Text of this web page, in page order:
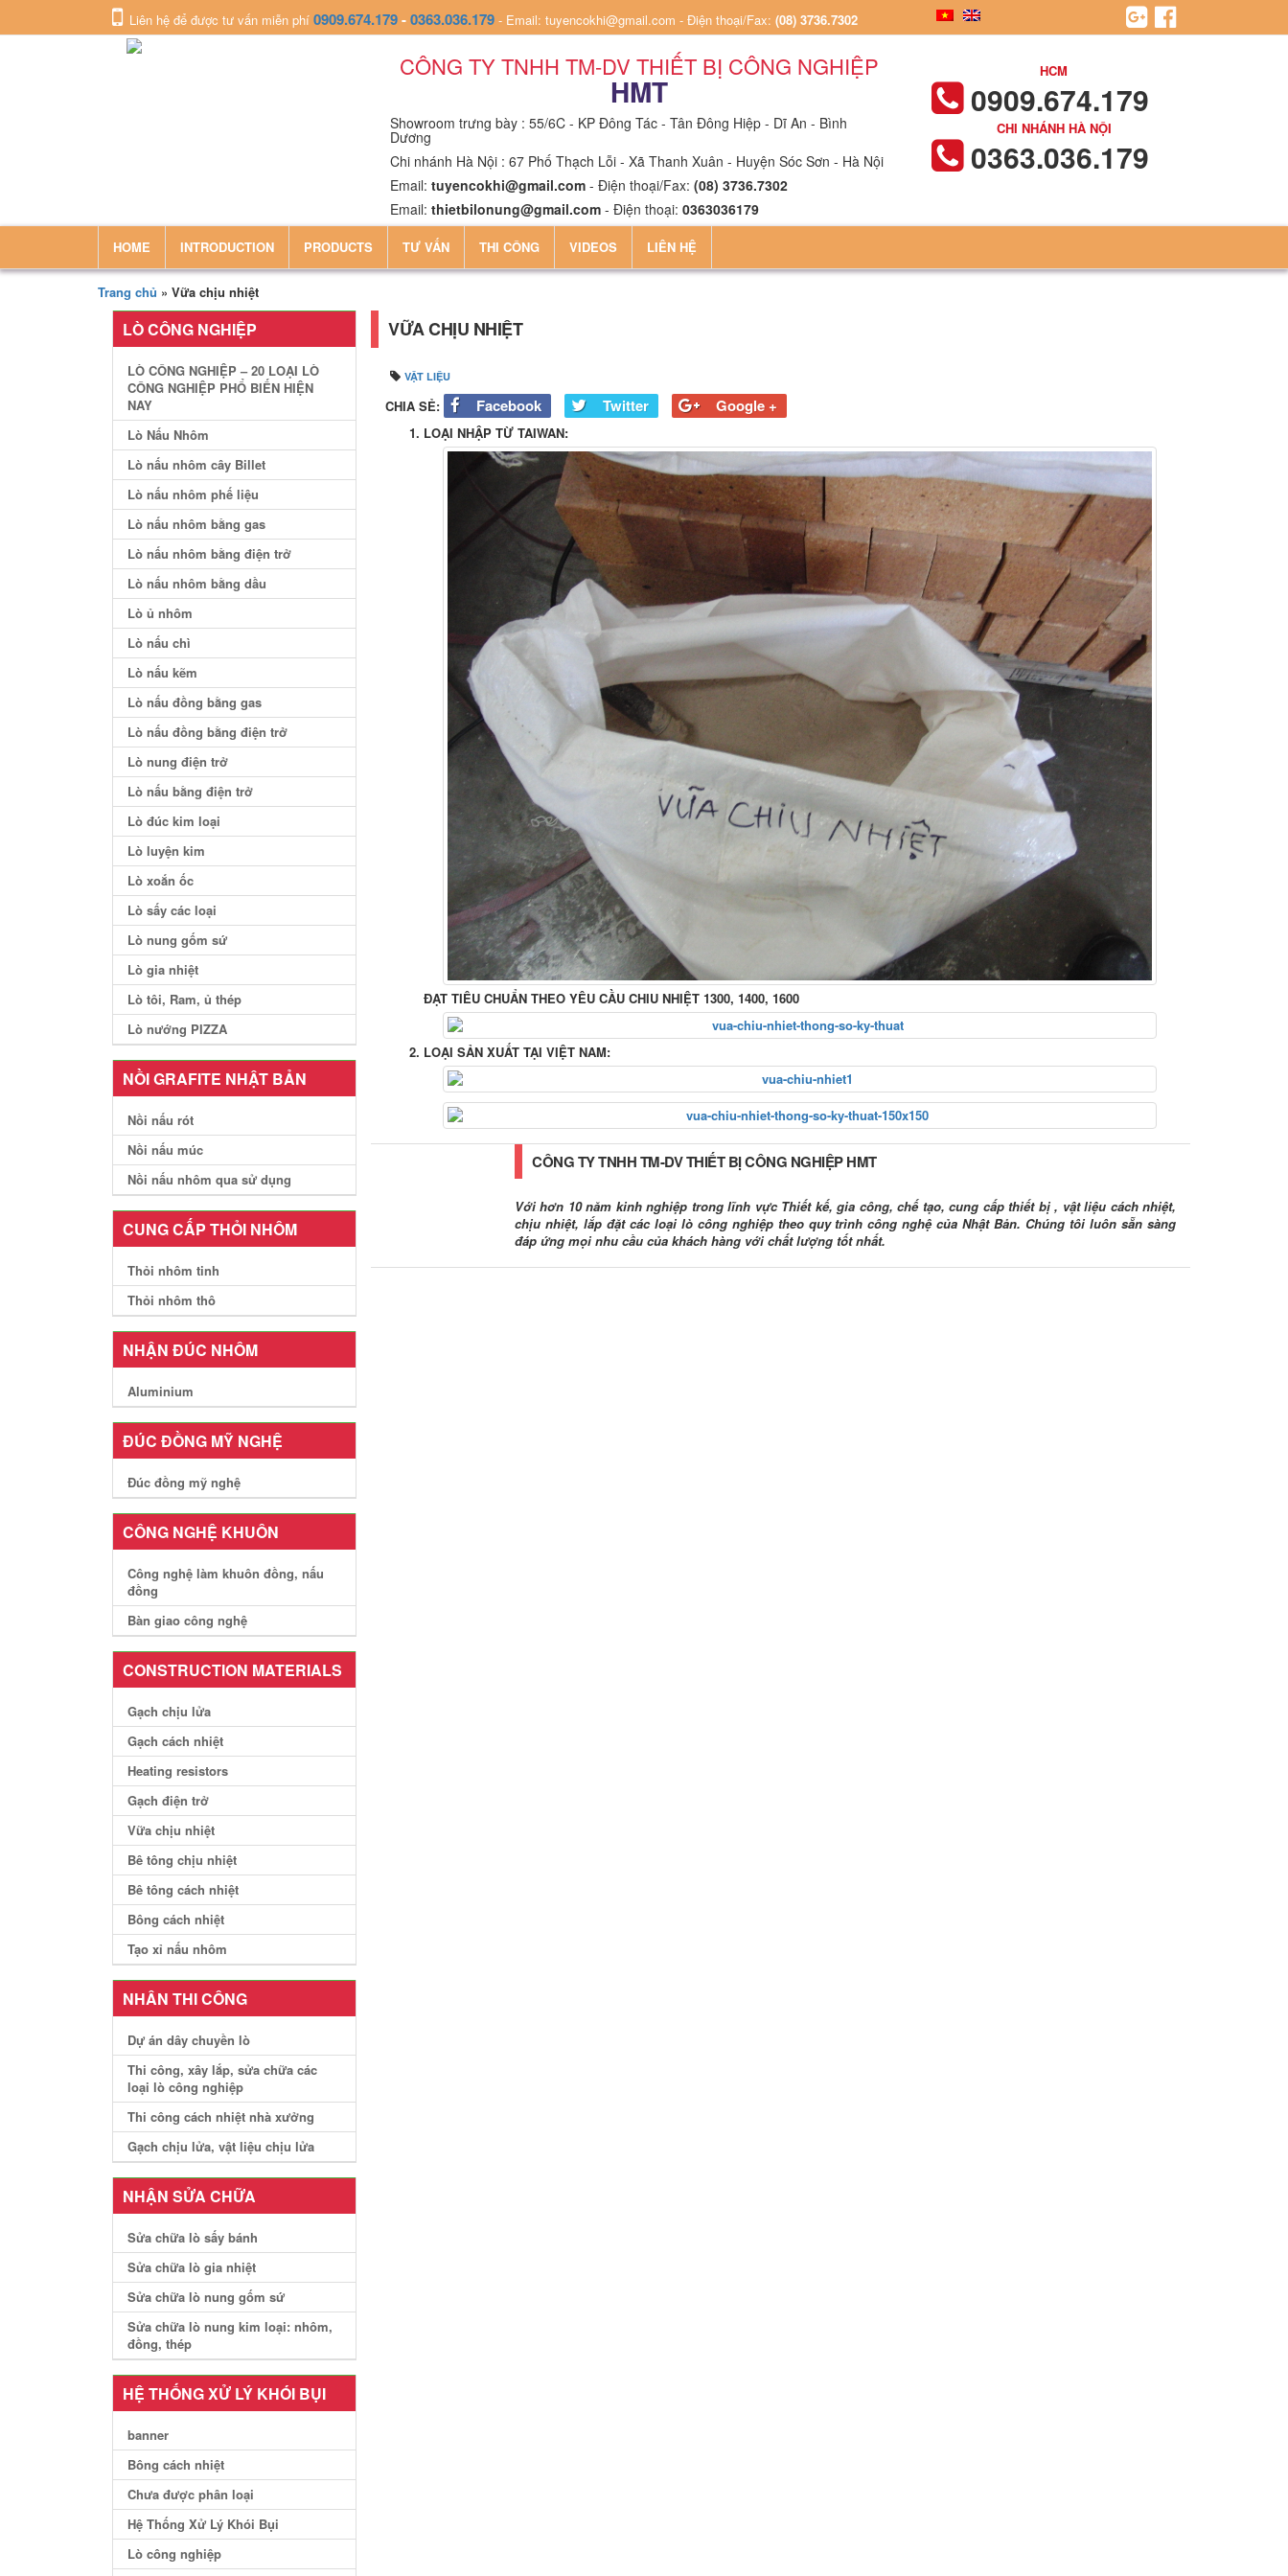
Liên hệ để được tư vấn miễn phí 0909.674.179-0363.036.179 - Email: tuyencokhi@gmail.com - Điện thoại/Fax: (08) 3736.7302
CÔNG TY TNHH TM-DV THIẾT BỊ CÔNG NGHIỆP
HMT
Showroom trưng bày : 55/6C - KP Đông Tác - Tân Đông Hiệp - Dĩ An - Bình
Dương
Chi nhánh Hà Nội : 67 Phố Thạch Lỗi - Xã Thanh Xuân - Huyện Sóc Sơn - Hà Nội
Email: tuyencokhi@gmail.com- Điện thoại/Fax: (08) 3736.7302
Email: thietbilonung@gmail.com- Điện thoại: 0363036179
HCM
0909.674.179
CHI NHÁNH HÀ NỘI
0363.036.179
HOME INTRODUCTION PRODUCTS TƯ VẤN THI CÔNG VIDEOS LIÊN HỆ
Trang chủ » Vữa chịu nhiệt
LÒ CÔNG NGHIỆP
LÒ CÔNG NGHIỆP – 20 LOẠI LÒ
CÔNG NGHIỆP PHỔ BIẾN HIỆN
NAY
Lò Nấu Nhôm
Lò nấu nhôm cây Billet
Lò nấu nhôm phế liệu
Lò nấu nhôm bằng gas
Lò nấu nhôm bằng điện trở
Lò nấu nhôm bằng dầu
Lò ủ nhôm
Lò nấu chì
Lò nấu kẽm
Lò nấu đồng bằng gas
Lò nấu đồng bằng điện trở
Lò nung điện trở
Lò nấu bằng điện trở
Lò đúc kim loại
Lò luyện kim
Lò xoắn ốc
Lò sấy các loại
Lò nung gốm sứ
Lò gia nhiệt
Lò tôi, Ram, ủ thép
Lò nướng PIZZA
NỒI GRAFITE NHẬT BẢN
Nồi nấu rót
Nồi nấu múc
Nồi nấu nhôm qua sử dụng
CUNG CẤP THỎI NHÔM
Thỏi nhôm tinh
Thỏi nhôm thô
NHẬN ĐÚC NHÔM
Aluminium
ĐÚC ĐỒNG MỸ NGHỆ
Đúc đồng mỹ nghệ
CÔNG NGHỆ KHUÔN
Công nghệ làm khuôn đồng, nấu
đồng
Bàn giao công nghệ
CONSTRUCTION MATERIALS
Gạch chịu lửa
Gạch cách nhiệt
Heating resistors
Gạch điện trở
Vữa chịu nhiệt
Bê tông chịu nhiệt
Bê tông cách nhiệt
Bông cách nhiệt
Tạo xỉ nấu nhôm
NHÂN THI CÔNG
Dự án dây chuyền lò
Thi công, xây lắp, sửa chữa các
loại lò công nghiệp
Thi công cách nhiệt nhà xưởng
Gạch chịu lửa, vật liệu chịu lửa
NHẬN SỬA CHỮA
Sửa chữa lò sấy bánh
Sửa chữa lò gia nhiệt
Sửa chữa lò nung gốm sứ
Sửa chữa lò nung kim loại: nhôm,
đồng, thép
HỆ THỐNG XỬ LÝ KHÓI BỤI
banner
Bông cách nhiệt
Chưa được phân loại
Hệ Thống Xử Lý Khói Bụi
Lò công nghiệp
VỮA CHỊU NHIỆT
VẬT LIỆU
CHIA SẺ: Facebook Twitter Google +
LOẠI NHẬP TỪ TAIWAN:
ĐẠT TIÊU CHUẨN THEO YÊU CẦU CHIU NHIỆT 1300, 1400, 1600
LOẠI SẢN XUẤT TẠI VIỆT NAM:
CÔNG TY TNHH TM-DV THIẾT BỊ CÔNG NGHIỆP HMT
Với hơn 10 năm kinh nghiệp trong lĩnh vực Thiết kế, gia công, chế tạo, cung cấp thiết bị , vật liệu cách nhiệt,
chịu nhiệt, lắp đặt các loại lò công nghiệp theo quy trình công nghệ của Nhật Bản. Chúng tôi luôn sẵn sàng
đáp ứng mọi nhu cầu của khách hàng với chất lượng tốt nhất.